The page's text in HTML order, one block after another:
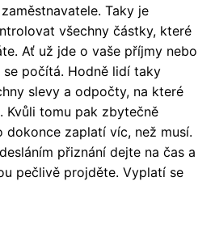
Taky je
všechny částky, které
Ať už jde o vaše příjmy nebo
počítá. Hodně lidí taky
slevy a odpočty, na které
Kvůli tomu pak zbytečně
dokonce zaplatí víc, než musí.
přiznání dejte na čas a
pečlivě projděte. Vyplatí se